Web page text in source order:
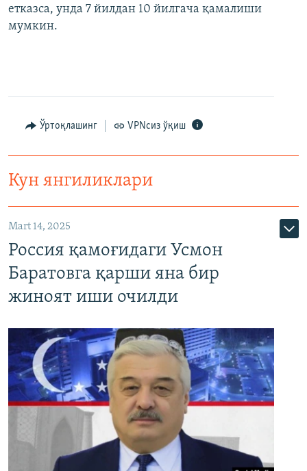
етказса, унда 7 йилдан 10 йилгача қамалиши
мумкин.
Ўртоқлашинг VPNсиз ўқиш
Кун янгиликлари
Mart 14, 2025
Россия қамоғидаги Усмон
Баратовга қарши яна бир
жиноят иши очилди